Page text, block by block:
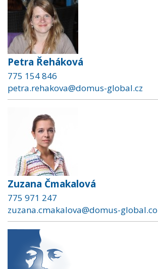
Petra Řeháková
775 154 846
petra.rehakova@domus-global.cz
Zuzana Čmakalová
775 971 247
zuzana.cmakalova@domus-